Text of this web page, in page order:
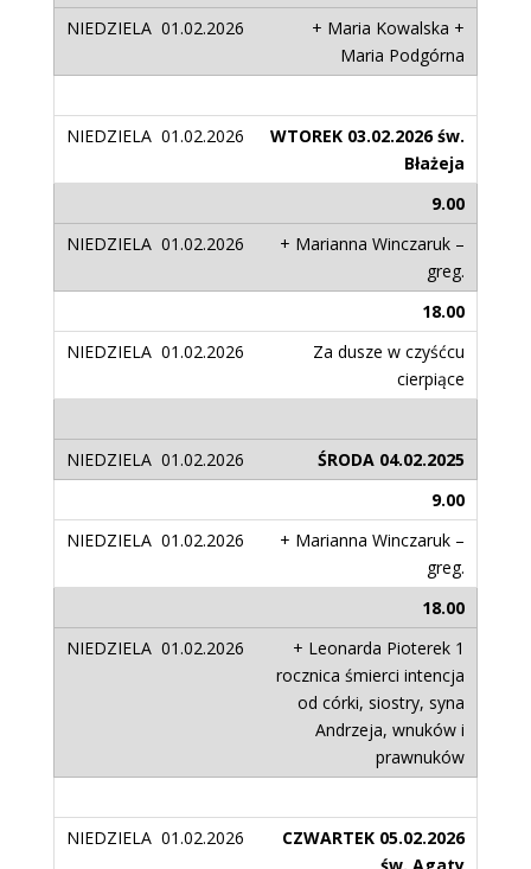
+ Maria Kowalska +
Maria Podgórna
WTOREK 03.02.2026 św.
Błażeja
9.00
+ Marianna Winczaruk –
greg.
18.00
Za dusze w czyśćcu
cierpiące
ŚRODA 04.02.2025
9.00
+ Marianna Winczaruk –
greg.
18.00
+ Leonarda Pioterek 1
rocznica śmierci intencja
od córki, siostry, syna
Andrzeja, wnuków i
prawnuków
CZWARTEK 05.02.2026